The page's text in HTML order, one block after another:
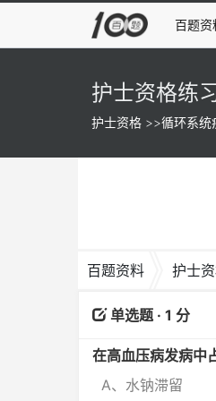
百题资
护士资格练
护士资格 >>循环系统
百题资料 护士
单选题 · 1 分
在高血压病发病中
A、水钠滞留